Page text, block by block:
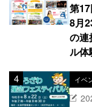
第
8月
の連
ル体
イベ